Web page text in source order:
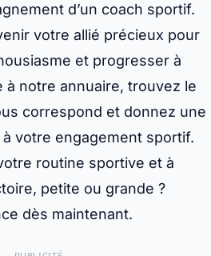
d’un coach sportif.
votre allié précieux pour
et progresser à
à notre annuaire, trouvez le
correspond et donnez une
votre engagement sportif.
routine sportive et à
petite ou grande ?
dès maintenant.